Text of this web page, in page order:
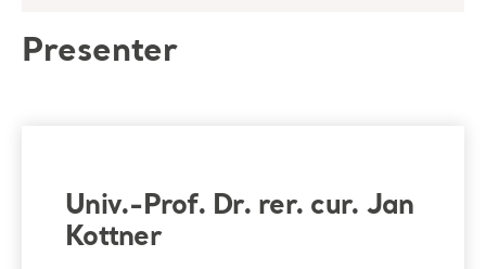
Presenter
Univ.-Prof. Dr. rer. cur. Jan
Kottner